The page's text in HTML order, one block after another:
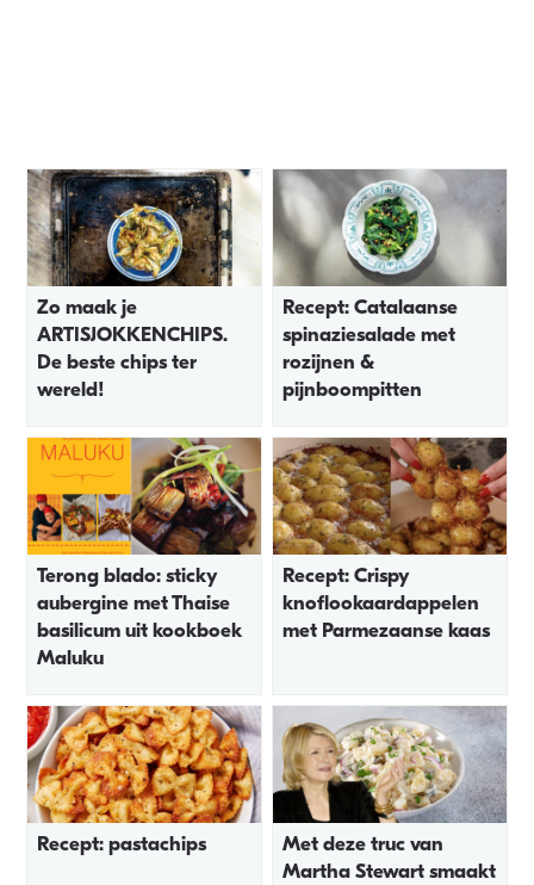
Zo maak je
ARTISJOKKENCHIPS.
De beste chips ter
wereld!
Recept: Catalaanse
spinaziesalade met
rozijnen &
pijnboompitten
Terong blado: sticky
aubergine met Thaise
basilicum uit kookboek
Maluku
Recept: Crispy
knoflookaardappelen
met Parmezaanse kaas
Recept: pastachips
Met deze truc van
Martha Stewart smaakt